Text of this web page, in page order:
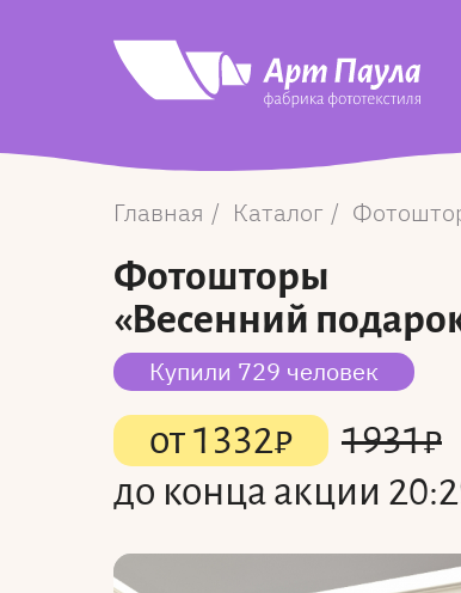
Главная Каталог
Фотошторы
«Весенний
Купили 729 человек
от1332₽ 1931₽
до конца акции